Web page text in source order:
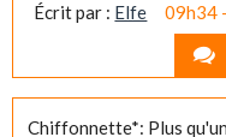
Écrit par : Elfe 09h34-
Chiffonnette*: Plus